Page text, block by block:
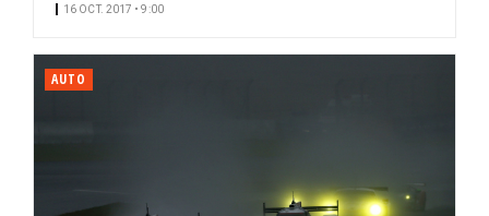
16 OCT. 2017 • 9:00
AUTO